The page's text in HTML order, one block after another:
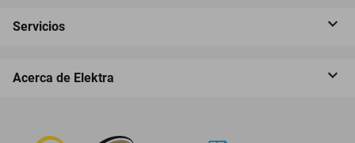
Servicios
Acerca de Elektra